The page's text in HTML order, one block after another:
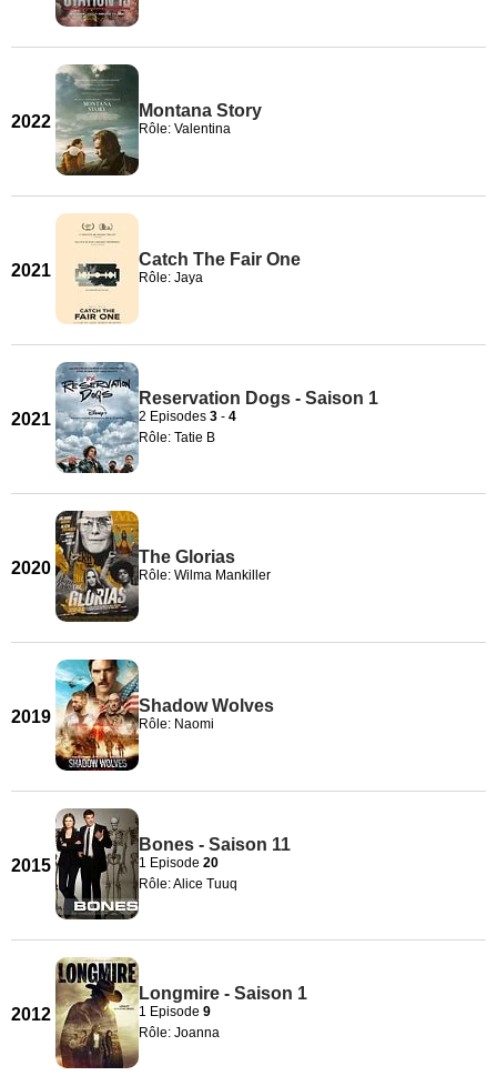
2022
Montana Story
Rôle: Valentina
2021
Catch The Fair One
Rôle: Jaya
2021
Reservation Dogs - Saison 1
2 Episodes 3 - 4
Rôle: Tatie B
2020
The Glorias
Rôle: Wilma Mankiller
2019
Shadow Wolves
Rôle: Naomi
2015
Bones - Saison 11
1 Episode 20
Rôle: Alice Tuuq
2012
Longmire - Saison 1
1 Episode 9
Rôle: Joanna